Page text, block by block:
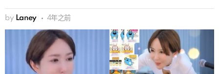
by Laney 4年之前